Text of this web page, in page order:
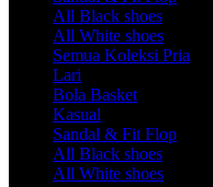
All Black shoes
All White shoes
Semua Koleksi Pria
Lari
Bola Basket
Kasual
Sandal & Fit Flop
All Black shoes
All White shoes